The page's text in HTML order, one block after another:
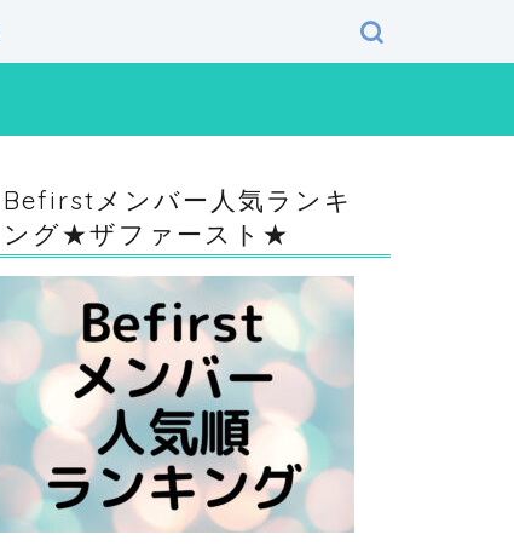
Befirstメンバー人気ランキ
ング★ザファースト★